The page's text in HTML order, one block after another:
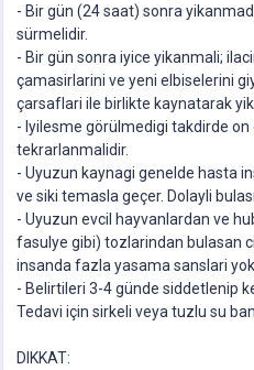
- Bir gün (24 saat) sonra
sürmelidir.
- Bir gün sonra iyice yikanmali;
çamasirlarini ve yeni elbiselerini
çarsaflari ile birlikte kaynatarak
- Iyilesme görülmedigi takdirde
tekrarlanmalidir.
- Uyuzun kaynagi genelde hasta
ve siki temasla geçer. Dolayli
- Uyuzun evcil hayvanlardan ve
fasulye gibi) tozlarindan bulasan
insanda fazla yasama sanslari
- Belirtileri 3-4 günde siddetlenip
Tedavi için sirkeli veya tuzlu su
DIKKAT: